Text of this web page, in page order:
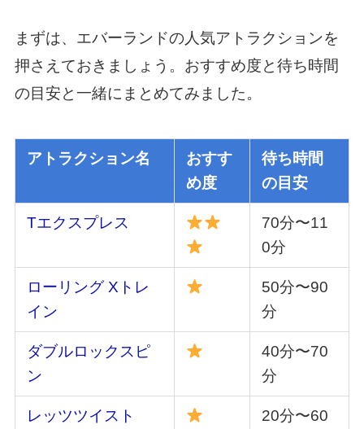
まずは、エバーランドの人気アトラクションを
押さえておきましょう。おすすめ度と待ち時間
の目安と一緒にまとめてみました。
アトラクション名
おすす
め度
待ち時間
の目安
Tエクスプレス
70分〜11
0分
ローリング Xトレ
イン
50分〜90
分
ダブルロックスピ
ン
40分〜70
分
レッツツイスト 20分〜60